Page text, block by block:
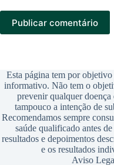
Publicar comentário
Esta página tem por
informativo. Não tem o
prevenir qualquer doença
tampouco a intenção de
Recomendamos sempre
saúde qualificado antes
resultados e depoimentos
e os resultados
Aviso